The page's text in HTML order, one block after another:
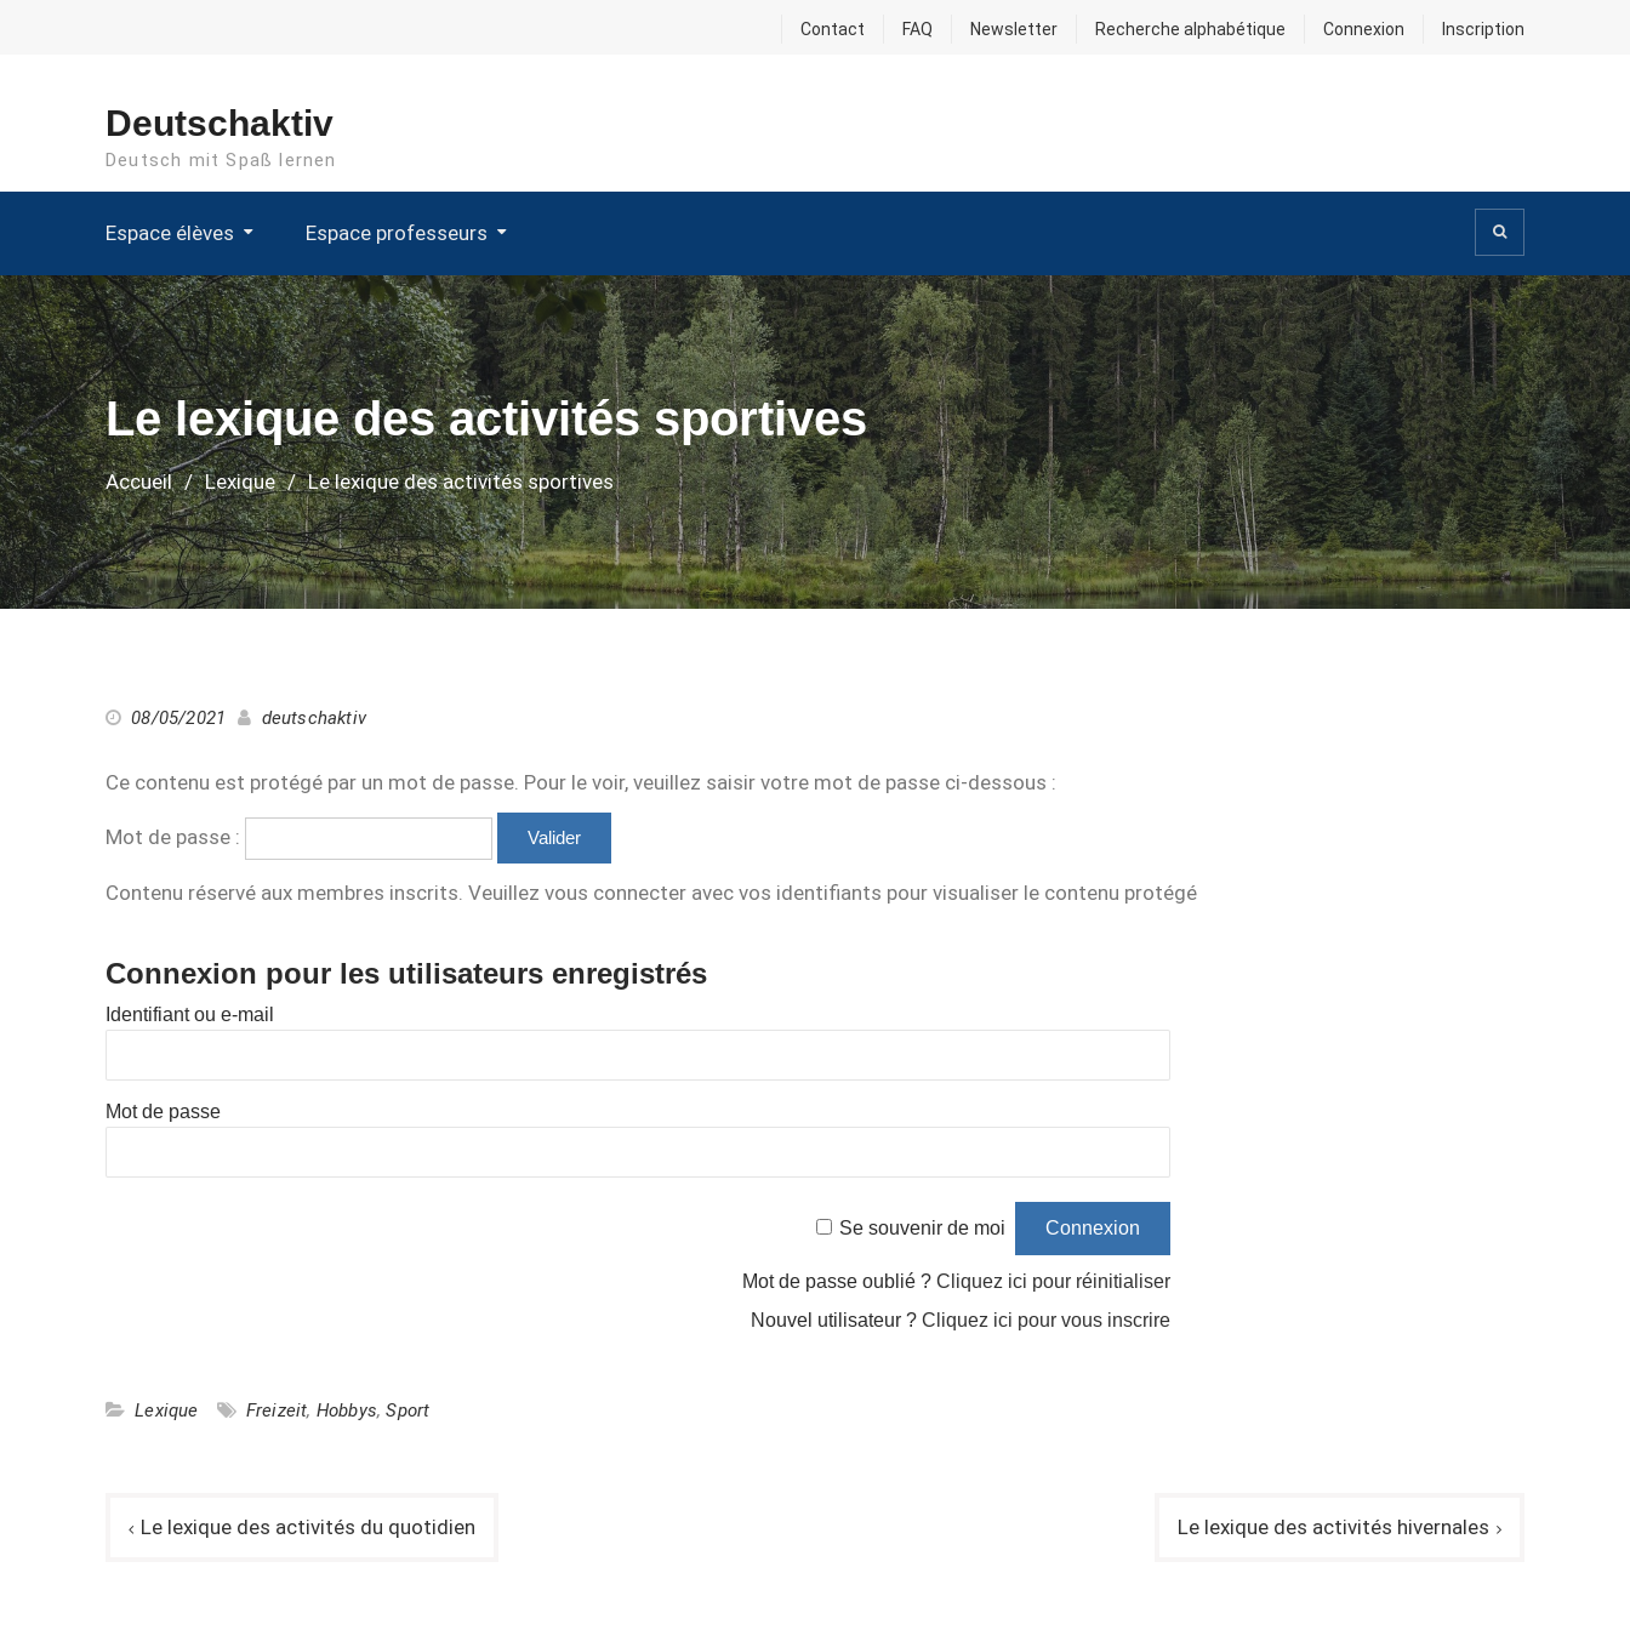
Contact FAQ Newsletter Recherche alphabétique Connexion Inscription
Deutschaktiv
Deutsch mit Spaß lernen
Espace élèves Espace professeurs
Le lexique des activités sportives
Accueil Lexique Le lexique des activités sportives
08/05/2021 deutschaktiv
Ce contenu est protégé par un mot de passe. Pour le voir, veuillez saisir votre mot de passe ci-dessous :
Mot de passe :
Contenu réservé aux membres inscrits. Veuillez vous connecter avec vos identifiants pour visualiser le contenu protégé
Connexion pour les utilisateurs enregistrés
Identifiant ou e-mail
Mot de passe
Se souvenir de moi
Mot de passe oublié ? Cliquez ici pour réinitialiser
Nouvel utilisateur ? Cliquez ici pour vous inscrire
Lexique Freizeit, Hobbys,Sport
Navigation
Le lexique des activités du quotidien Le lexique des activités hivernales